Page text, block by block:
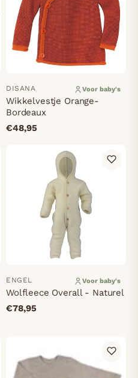
DISANA Voor baby's
Wikkelvestje Orange-
Bordeaux
€48,95
ENGEL Voor baby's
Wolfleece Overall - Naturel
€78,95